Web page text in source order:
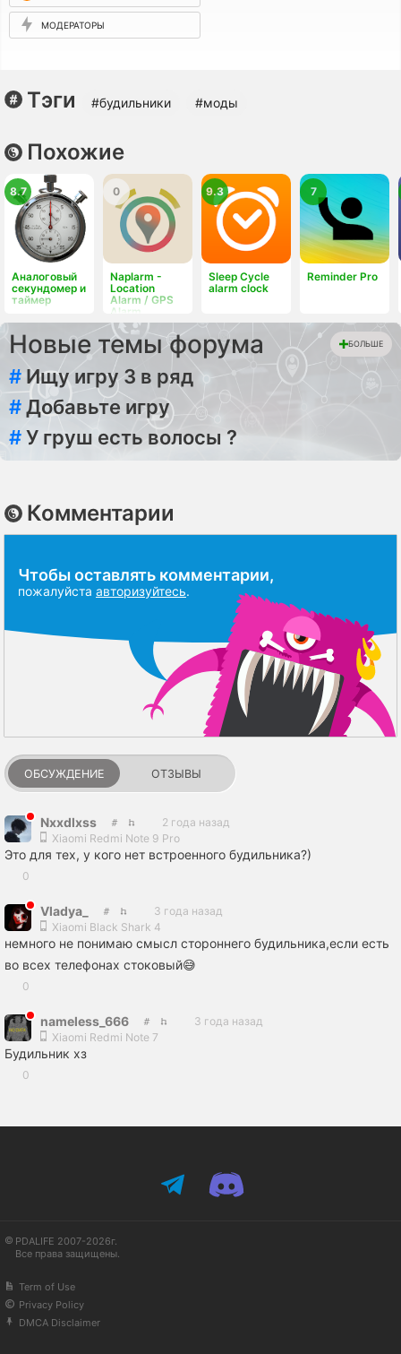
МОДЕРАТОРЫ
Тэги #будильники #моды
Похожие
Аналоговый
секундомер и
таймер
8.7
Naplarm -
Location
Alarm / GPS
Alarm
0
Sleep Cycle
alarm clock
9.3
Reminder Pro
7
Новые темы форума БОЛЬШЕ
# Ищу игру 3 в ряд
#Добавьте игру
#У груш есть волосы ?
Комментарии
Чтобы оставлять комментарии,
пожалуйста авторизуйтесь.
ОБСУЖДЕНИЕ ОТЗЫВЫ
Nxxdlxss
2 года назад
Xiaomi Redmi Note 9 Pro
Это для тех, у кого нет встроенного будильника?)
0
Vladya_
3 года назад
Xiaomi Black Shark 4
немного не понимаю смысл стороннего будильника,если есть
во всех телефонах стоковый😅
0
nameless_666
3 года назад
Xiaomi Redmi Note 7
Будильник хз
0
PDALIFE 2007-2026г.
Все права защищены.
Term of Use
Privacy Policy
DMCA Disclaimer